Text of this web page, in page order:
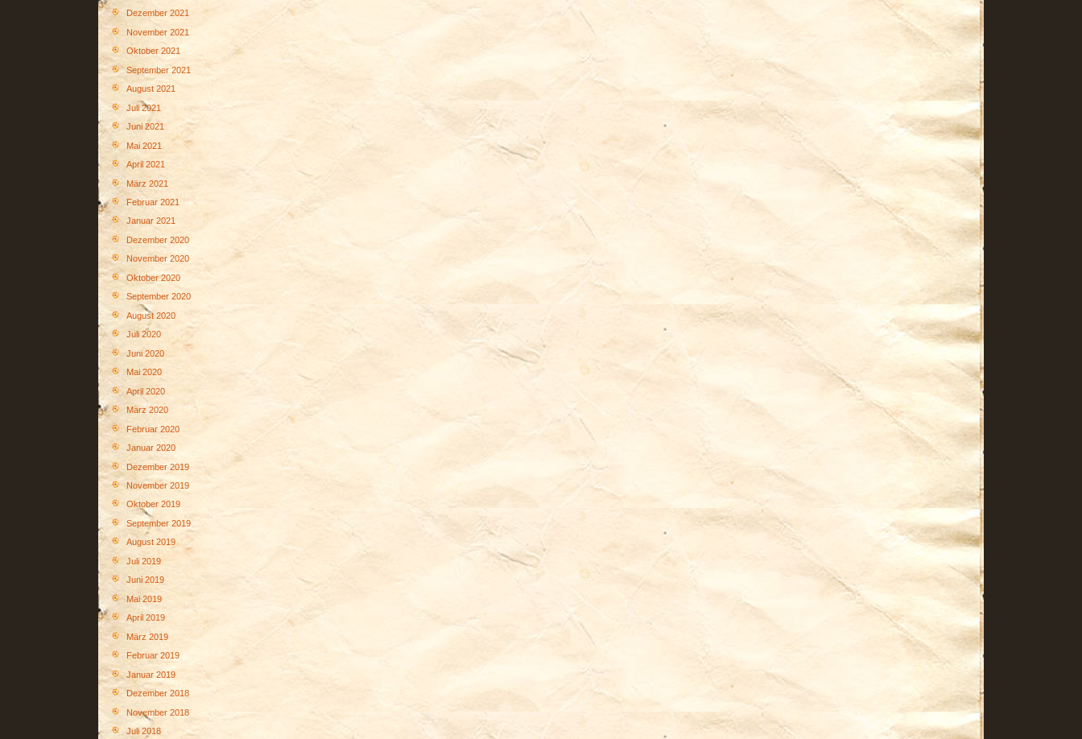
Dezember 2021
November 2021
Oktober 2021
September 2021
August 2021
Juli 2021
Juni 2021
Mai 2021
April 2021
März 2021
Februar 2021
Januar 2021
Dezember 2020
November 2020
Oktober 2020
September 2020
August 2020
Juli 2020
Juni 2020
Mai 2020
April 2020
März 2020
Februar 2020
Januar 2020
Dezember 2019
November 2019
Oktober 2019
September 2019
August 2019
Juli 2019
Juni 2019
Mai 2019
April 2019
März 2019
Februar 2019
Januar 2019
Dezember 2018
November 2018
Juli 2018